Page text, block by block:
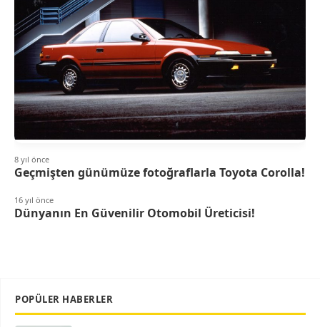
8 yıl önce
Geçmişten günümüze fotoğraflarla Toyota Corolla!
16 yıl önce
Dünyanın En Güvenilir Otomobil Üreticisi!
POPÜLER HABERLER